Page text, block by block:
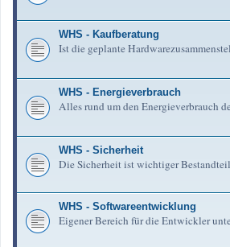
WHS - Kaufberatung
Ist die geplante
WHS - Energieverbrauch
Alles rund um den Energieverbrauch
WHS - Sicherheit
Die Sicherheit ist wichtiger
WHS - Softwareentwicklung
Eigener Bereich für die Entwickler